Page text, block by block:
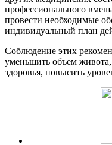
профессионального
провести необходимые
индивидуальный план
Соблюдение этих
уменьшить объем
здоровья, повысить